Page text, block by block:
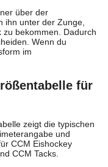
über der
ihn unter der Zunge,
zu bekommen. Dadurch
Wenn du
im
für
zeigt die typischen
und
CCM Eishockey
CCM Tacks.